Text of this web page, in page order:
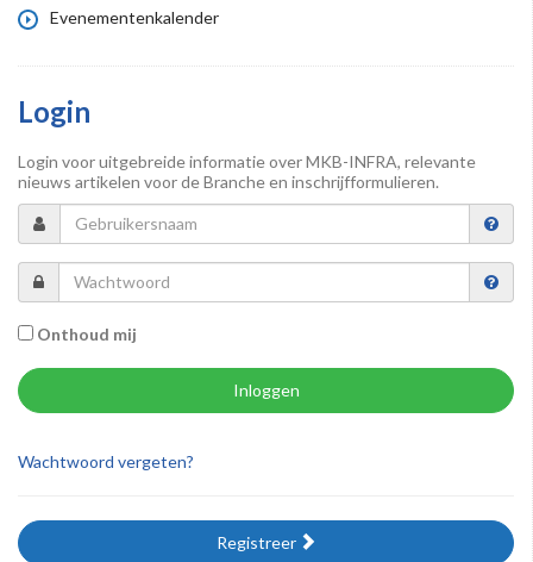
Evenementenkalender
Login
Login voor uitgebreide informatie over MKB-INFRA, relevante
nieuws artikelen voor de Branche en inschrijfformulieren.
Onthoud mij
Inloggen
Wachtwoord vergeten?
Registreer